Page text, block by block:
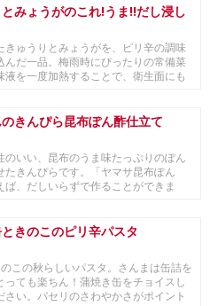
みょうがのこれ!うま!!だし浸し
きゅうりとみょうがを、ピリ辛の調味
んだ一品。梅雨時にぴったりの常備菜
液を一度加熱することで、衛生面にも
きんぴら昆布ぽん酢仕立て
のいい、昆布のうま味たっぷりのぽん
たきんぴらです。「ヤマサ昆布ぽん
ば、だしいらずで作ることができま
きのこのピリ辛パスタ
この秋らしいパスタ。さんまは缶詰を
っても楽ちん！蒲焼き缶をチョイスし
さい。パセリのさわやかさがポイント